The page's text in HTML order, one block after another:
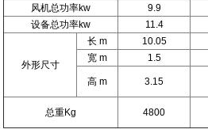
风机总功率kw
9.9
设备总功率kw
11.4
外形尺寸
长 m 10.05
宽 m
1.5
高 m 3.15
总重Kg 4800